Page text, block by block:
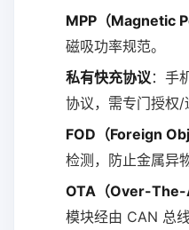
MPP（Magnetic
磁吸功率规范。
私有快充协议：手
协议，需专门授权/
FOD（Foreign
检测，防止金属异
OTA（Over-The-
模块经由 CAN 总线